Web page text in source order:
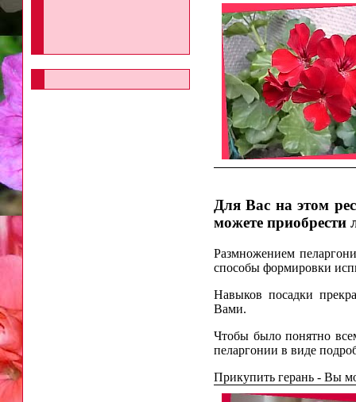
Для Вас на этом
можете приобрести
Размножением
способы формировки
Навыков посадки
Вами.
Чтобы было понятно
пеларгонии в виде
Прикупить герань - Вы